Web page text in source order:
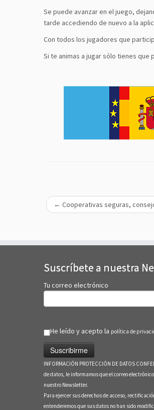
Se puede avanzar en el juego,
tarde accediendo de nuevo a la
Con todos los jugadores que
Si te animas a jugar sólo tienes que
← Cooperativas seguras,
Suscríbete a nuestra
Tu correo electrónico
He leído y acepto la política de
INFORMACIÓN PROTECCIÓN DE DATOS
de datos, le informamos que el correo
nuestro Newsletter.
Para ejercer sus derechos de acceso,
entenderemos que sus datos no han sido